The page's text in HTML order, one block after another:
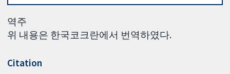
역주
위 내용은 한국코크란에서 번역하였다.
Citation